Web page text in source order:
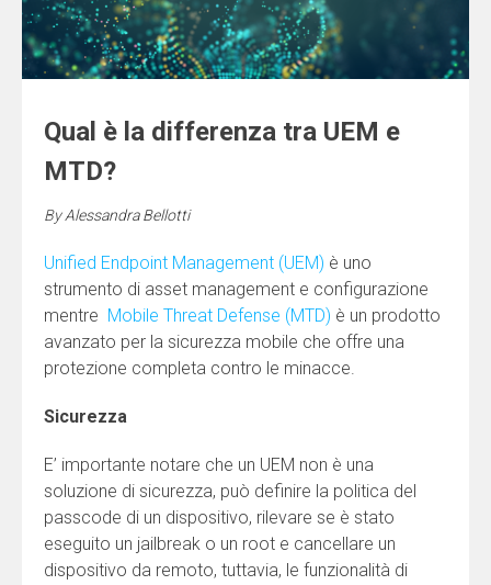
Qual è la differenza tra UEM e
MTD?
ByAlessandra Bellotti
Unified Endpoint Management (UEM) è uno
strumento di asset management e configurazione
mentre Mobile Threat Defense (MTD) è un prodotto
avanzato per la sicurezza mobile che offre una
protezione completa contro le minacce.
Sicurezza
E’ importante notare che un UEM non è una
soluzione di sicurezza, può definire la politica del
passcode di un dispositivo, rilevare se è stato
eseguito un jailbreak o un root e cancellare un
dispositivo da remoto, tuttavia, le funzionalità di